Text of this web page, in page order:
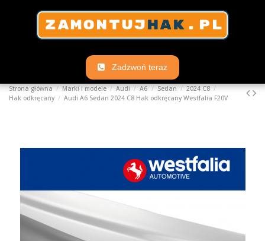
Zadzwoń teraz
Strona główna Marki i modele Audi A6 Sedan
2024 C8
Hak odkręcany
Audi A6 Sedan 2024 C8 Hak odkręcany Westfalia F20V